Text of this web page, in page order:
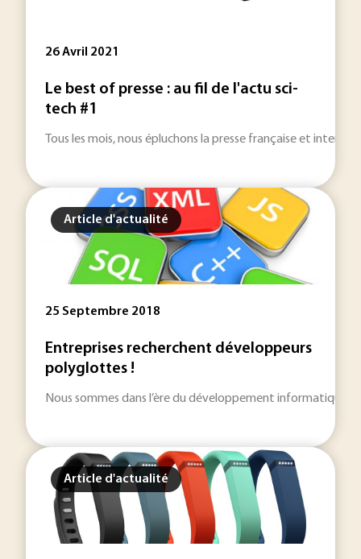
26 Avril 2021
Le best of presse : au fil de l'actu sci-
tech #1
Tous les mois, nous épluchons la presse française et
Article d'actualité
25 Septembre 2018
Entreprises recherchent développeurs
polyglottes !
Nous sommes dans l’ère du développement informatique à
Article d'actualité